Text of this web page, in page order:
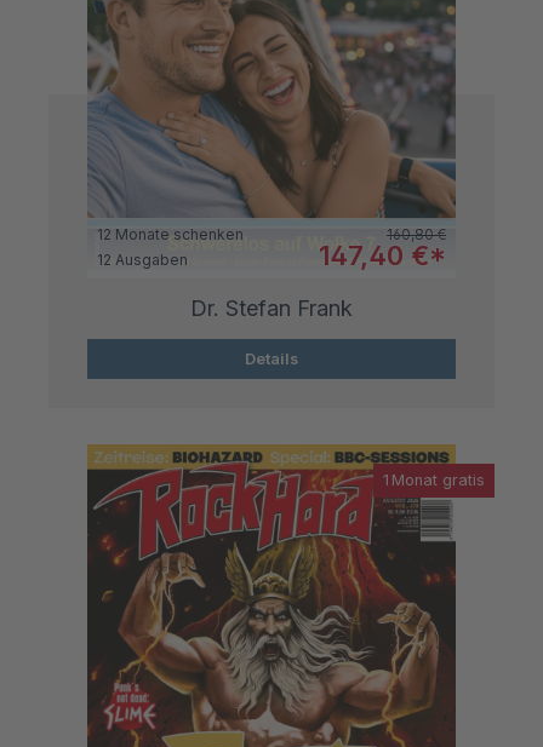
12 Monate schenken Regulärer Preis:
160,80 €
12 Ausgaben
Verkaufspreis:
147,40 €*
Dr. Stefan Frank
Details
1 Monat gratis